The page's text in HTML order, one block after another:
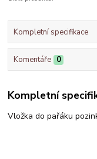
Kompletní specifikace
Komentáře 0
Kompletní
Vložka do pařáku